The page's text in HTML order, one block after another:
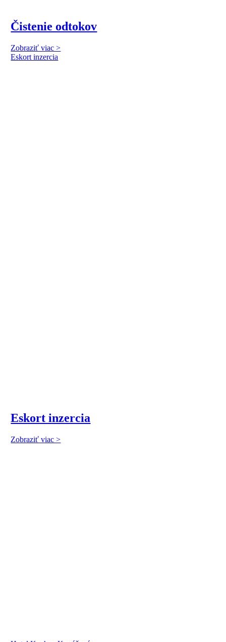
Čistenie odtokov
Zobraziť viac >
Eskort inzercia
Eskort inzercia
Zobraziť viac >